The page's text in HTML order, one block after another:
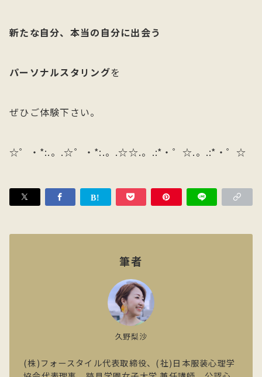
新たな自分、本当の自分に出会う
パーソナルスタリングを
ぜひご体験下さい。
☆゜・*:.。.☆゜・*:.。.☆☆.。.:*・゜☆.。.:*・゜☆
筆者
久野梨沙
(株)フォースタイル代表取締役、(社)日本服装心理学